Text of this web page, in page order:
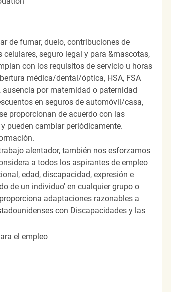
de fumar, duelo, contribuciones de
seguro legal y para &mascotas,
con los requisitos de servicio u horas
médica/dental/óptica, HSA, FSA
por maternidad o paternidad
en seguros de automóvil/casa,
proporcionan de acuerdo con las
pueden cambiar periódicamente.
alentador, también nos esforzamos
a todos los aspirantes de empleo
edad, discapacidad, expresión e
de un individuo' en cualquier grupo o
adaptaciones razonables a
con Discapacidades y las
el empleo